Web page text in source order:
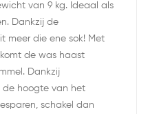
van 9 kg. Ideaal als
Dankzij de
meer die ene sok! Met
de was haast
Dankzij
de hoogte van het
schakel dan